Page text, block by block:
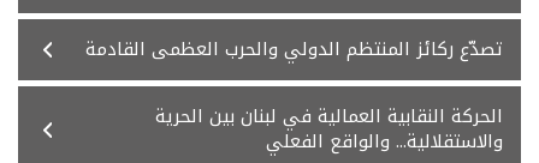
تصدّع ركائز المنتظم الدولي والحرب العظمى القادمة
الحركة النقابية العمالية في لبنان بين الحرية
والاستقلالية... والواقع الفعلي